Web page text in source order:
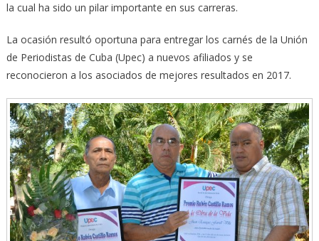
la cual ha sido un pilar importante en sus carreras.
La ocasión resultó oportuna para entregar los carnés de la Unión
de Periodistas de Cuba (Upec) a nuevos afiliados y se
reconocieron a los asociados de mejores resultados en 2017.